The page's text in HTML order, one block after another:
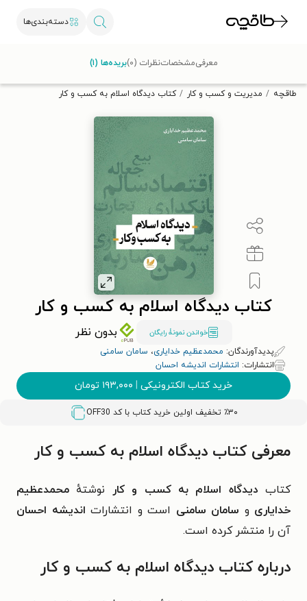
دسته‌بندی‌ها
تخفیف از طاقچه دریافت کن.
طاقچه مدیریت و کسب و کار کتاب دیدگاه اسلام به کسب و کار
کتاب دیدگاه اسلام به کسب و کار
خواندن نمونۀ رایگان بدون نظر
پدیدآورندگان: محمدعظیم خدایاری، سامان سامنی
انتشارات: انتشارات اندیشه احسان
خرید کتاب الکترونیکی | ۱۹۳,۰۰۰ تومان
٪۳۰ تخفیف اولین خرید کتاب با کد OFF30
معرفیمشخصاتنظرات (۰) بریده‌ها (۱)
معرفی کتاب دیدگاه اسلام به کسب و کار
کتاب دیدگاه اسلام به کسب و کار نوشتهٔ محمدعظیم
خدایاری و سامان سامنی است و انتشارات اندیشه احسان
آن را منتشر کرده است.
درباره کتاب دیدگاه اسلام به کسب و کار